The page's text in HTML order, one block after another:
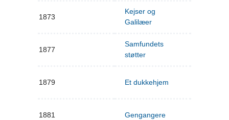
1873
Kejser og
Galilæer
1877
Samfundets
støtter
1879 Et dukkehjem
1881 Gengangere